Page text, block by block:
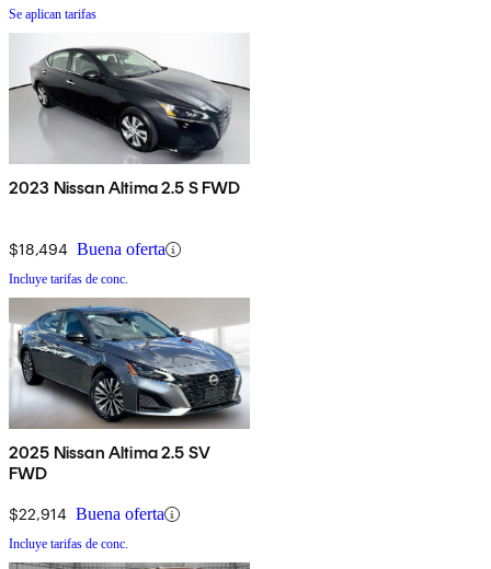
Se aplican tarifas
2023 Nissan Altima 2.5 S FWD
$18,494 Buena oferta
Incluye tarifas de conc.
2025 Nissan Altima 2.5 SV
FWD
$22,914 Buena oferta
Incluye tarifas de conc.